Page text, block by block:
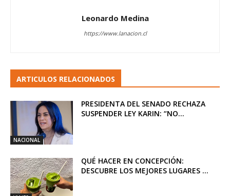
Leonardo Medina
https://www.lanacion.cl
ARTICULOS RELACIONADOS
NACIONAL
PRESIDENTA DEL SENADO RECHAZA
SUSPENDER LEY KARIN: “NO...
QUÉ HACER EN CONCEPCIÓN:
DESCUBRE LOS MEJORES LUGARES ...